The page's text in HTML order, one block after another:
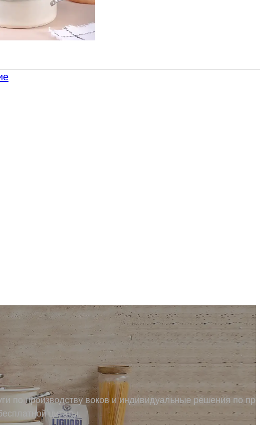
по производству воков и индивидуальные решения по
цитаты.